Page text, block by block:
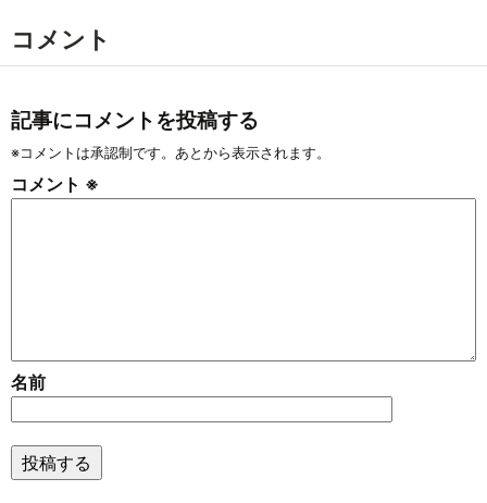
コメント
記事にコメントを投稿する
※コメントは承認制です。あとから表示されます。
コメント ※
名前